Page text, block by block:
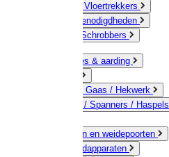
Bezems & Vloertrekkers
Schildersbenodigdheden
Borstels / Schrobbers
Accessoires & aarding
Geleiders / Gaas / Hekwerk
Verbinders / Spanners / Haspels
Doorgangen en weidepoorten
Schrikdraadapparaten